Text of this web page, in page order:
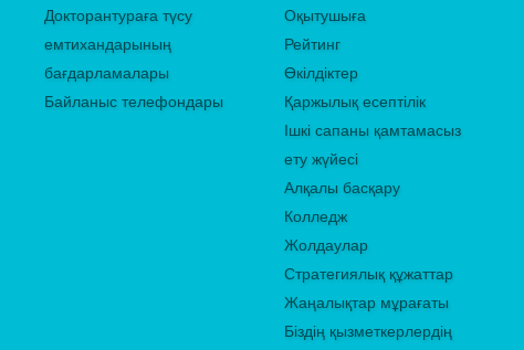
Докторантураға түсу
емтихандарының
бағдарламалары
Байланыс телефондары
Оқытушыға
Рейтинг
Өкілдіктер
Қаржылық есептілік
Ішкі сапаны қамтамасыз
ету жүйесі
Алқалы басқару
Колледж
Жолдаулар
Стратегиялық құжаттар
Жаңалықтар мұрағаты
Біздің қызметкерлердің